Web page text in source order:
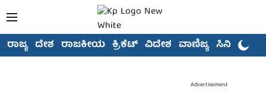
ರಾಜ್ಯ ದೇಶ ರಾಜಕೀಯ ಕ್ರಿಕೆಟ್ ವಿದೇಶ ವಾಣಿಜ್ಯ ಸಿನಿಮಾ
Advertisement